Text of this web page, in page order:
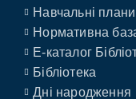
Навчальні плани
Нормативна
E-каталог
Бібліотека
Дні народження